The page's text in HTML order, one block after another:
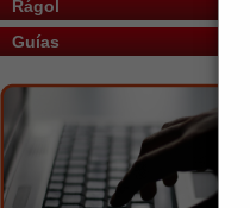
Rágol
Guías